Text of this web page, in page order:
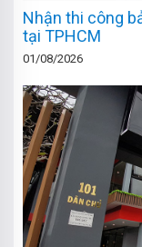
Nhận thi công
tại TPHCM
01/08/2026